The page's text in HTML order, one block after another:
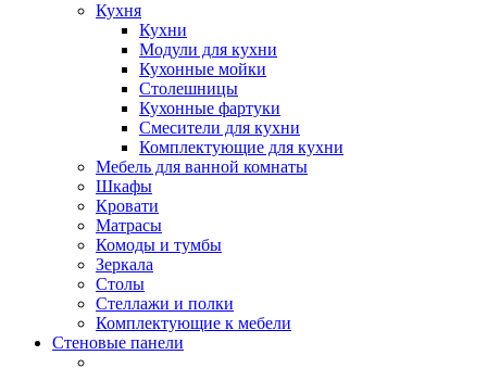
Кухня
Кухни
Модули для кухни
Кухонные мойки
Столешницы
Кухонные фартуки
Смесители для кухни
Комплектующие для кухни
Мебель для ванной комнаты
Шкафы
Кровати
Матрасы
Комоды и тумбы
Зеркала
Столы
Стеллажи и полки
Комплектующие к мебели
Стеновые панели